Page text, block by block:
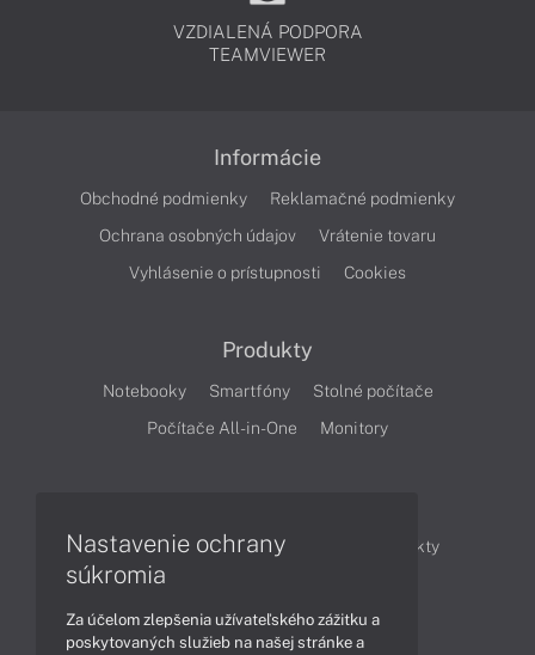
VZDIALENÁ PODPORA
TEAMVIEWER
Informácie
Obchodné podmienky
Reklamačné podmienky
Ochrana osobných údajov
Vrátenie tovaru
Vyhlásenie o prístupnosti
Cookies
Produkty
Notebooky Smartfóny
Stolné počítače
Počítače All-in-One
Monitory
Obchodné informácie
Produkty
Nastavenie ochrany
súkromia
Za účelom zlepšenia užívateľského zážitku a
poskytovaných služieb na našej stránke a